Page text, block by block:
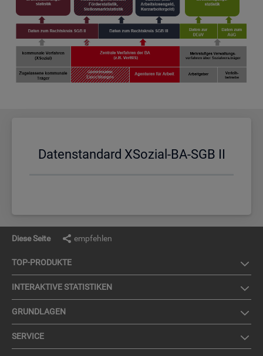
Da­ten­stan­dard XSo­zi­al-BA-SGB II
Diese Seite empfehlen
TOP-PRO­DUK­TE
IN­TER­AK­TI­VE STA­TIS­TI­KEN
GRUND­LA­GEN
SER­VICE